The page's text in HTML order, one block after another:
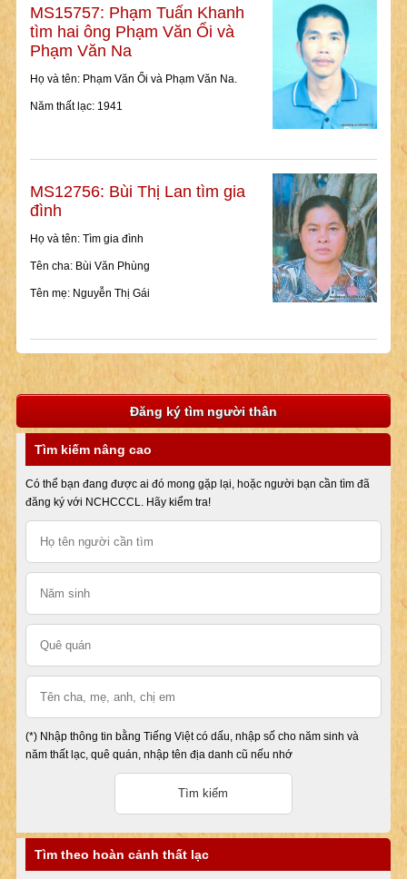
MS15757: Phạm Tuấn Khanh
tìm hai ông Phạm Văn Ổi và
Phạm Văn Na
Họ và tên: Phạm Văn Ổi và Phạm Văn Na.
Năm thất lạc: 1941
MS12756: Bùi Thị Lan tìm gia
đình
Họ và tên: Tìm gia đình
Tên cha: Bùi Văn Phùng
Tên mẹ: Nguyễn Thị Gái
Đăng ký tìm người thân
Tìm kiếm nâng cao
Có thể bạn đang được ai đó mong gặp lại, hoặc người bạn cần tìm đã
đăng ký với NCHCCCL. Hãy kiểm tra!
(*) Nhập thông tin bằng Tiếng Việt có dấu, nhập số cho năm sinh và
năm thất lạc, quê quán, nhập tên địa danh cũ nếu nhớ
Tìm theo hoàn cảnh thất lạc